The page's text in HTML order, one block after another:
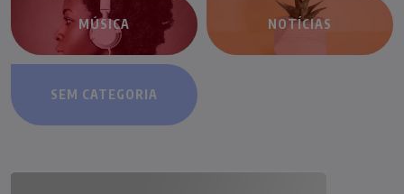
MÚSICA NOTÍCIAS
SEM CATEGORIA